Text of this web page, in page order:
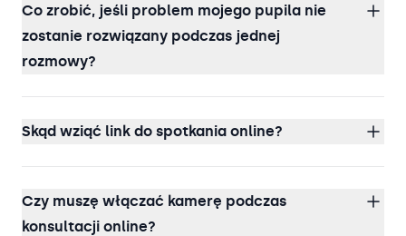
Co zrobić, jeśli problem mojego pupila nie
zostanie rozwiązany podczas jednej
rozmowy?
Skąd wziąć link do spotkania online?
Czy muszę włączać kamerę podczas
konsultacji online?